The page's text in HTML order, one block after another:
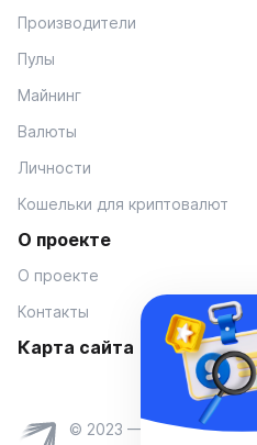
Производители
Пулы
Майнинг
Валюты
Личности
Кошельки для криптовалют
О проекте
О проекте
Контакты
Карта сайта
© 2023 — Coinmania